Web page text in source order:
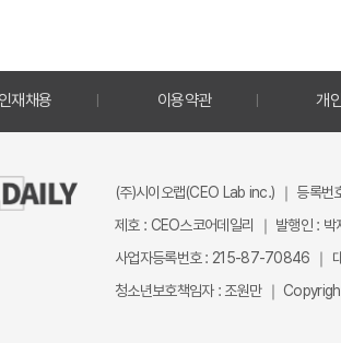
인재채용 이용약관 개
(주)시이오랩(CEO Lab inc.) ｜ 등록
제호 : CEO스코어데일리 ｜ 발행인 :
사업자등록번호 : 215-87-70846 ｜
청소년보호책임자 : 조원만 ｜